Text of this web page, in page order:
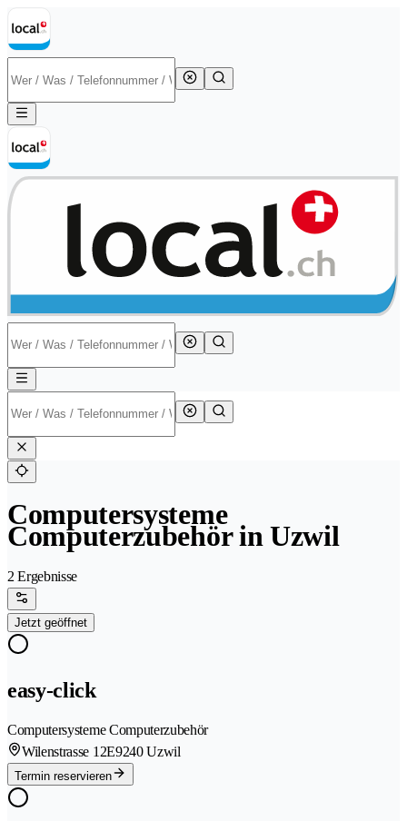
Computersysteme
Computerzubehör in Uzwil
2 Ergebnisse
Jetzt geöffnet
easy-click
Computersysteme Computerzubehör
Wilenstrasse 12E9240 Uzwil
Termin reservieren